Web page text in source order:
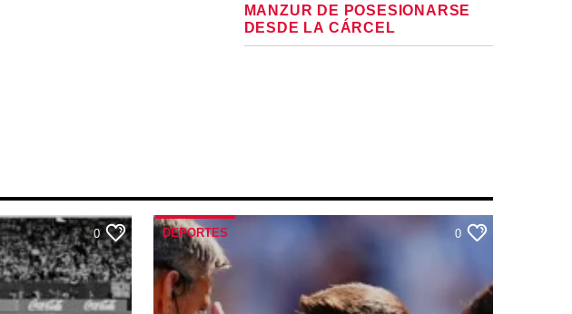
MANZUR DE POSESIONARSE
DESDE LA CÁRCEL
0 DEPORTES 0